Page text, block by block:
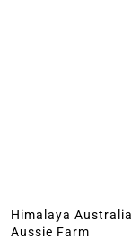
Himalaya Australia
Aussie Farm